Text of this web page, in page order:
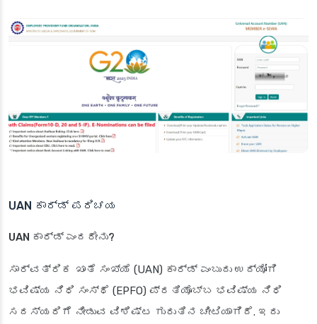
UAN ಕಾರ್ಡ್ ಪರಿಚಯ
UAN ಕಾರ್ಡ್ ಎಂದರೇನು?
ಸಾರ್ವತ್ರಿಕ ಖಾತೆ ಸಂಖ್ಯೆ (UAN) ಕಾರ್ಡ್ ಎಂಬುದು ಉದ್ಯೋಗಿ
ಭವಿಷ್ಯ ನಿಧಿ ಸಂಸ್ಥೆ (EPFO) ಪ್ರತಿಯೊಬ್ಬ ಭವಿಷ್ಯ ನಿಧಿ
ಸದಸ್ಯರಿಗೆ ನೀಡುವ ವಿಶಿಷ್ಟ ಗುರುತಿನ ಚೀಟಿಯಾಗಿದೆ. ಇದು